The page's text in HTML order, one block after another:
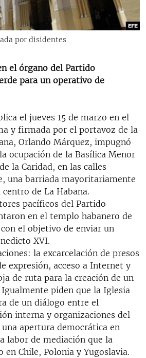
VIVIENDA EN CUBA
EN AMÉRICA LATINA
A UCRANIA
por disidentes
el órgano del Partido
para un operativo de
el jueves 15 de marzo en el
y firmada por el portavoz de la
Orlando Márquez, impugnó
ocupación de la Basílica Menor
la Caridad, en las calles
una barriada mayoritariamente
de La Habana.
pacíficos del Partido
en el templo habanero de
el objetivo de enviar un
XVI.
la excarcelación de presos
expresión, acceso a Internet y
de ruta para la creación de un
piden que la Iglesia
de un diálogo entre el
interna y organizaciones del
apertura democrática en
labor de mediación que la
en Chile, Polonia y Yugoslavia.